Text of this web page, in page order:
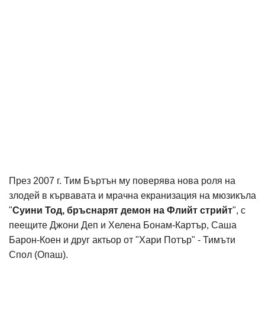
През 2007 г. Тим Бъртън му поверява нова роля на
злодей в кървавата и мрачна екранизация на мюзикъла
"Суини Тод, бръснарят демон на Флийт стрийт", с
пеещите Джони Деп и Хелена Бонам-Картър, Саша
Барон-Коен и друг актьор от "Хари Потър" - Тимъти
Спол (Опаш).